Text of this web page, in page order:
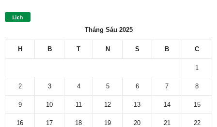
Lịch
Tháng Sáu 2025
H B T N S B C
1
2 3 4 5 6 7 8
9 10 11 12 13 14 15
16 17 18 19 20 21 22